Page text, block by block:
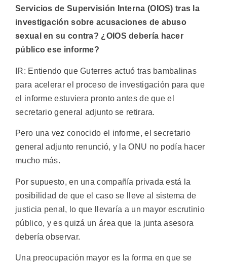
Servicios de Supervisión Interna (OIOS) tras la
investigación sobre acusaciones de abuso
sexual en su contra? ¿OIOS debería hacer
público ese informe?
IR: Entiendo que Guterres actuó tras bambalinas
para acelerar el proceso de investigación para que
el informe estuviera pronto antes de que el
secretario general adjunto se retirara.
Pero una vez conocido el informe, el secretario
general adjunto renunció, y la ONU no podía hacer
mucho más.
Por supuesto, en una compañía privada está la
posibilidad de que el caso se lleve al sistema de
justicia penal, lo que llevaría a un mayor escrutinio
público, y es quizá un área que la junta asesora
debería observar.
Una preocupación mayor es la forma en que se